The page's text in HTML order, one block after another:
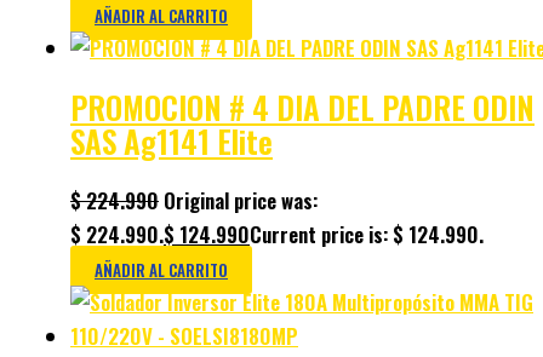
AÑADIR AL CARRITO
PROMOCION # 4 DIA DEL PADRE ODIN
SAS Ag1141 Elite
$224.990 Original price was:
$ 224.990.$ 124.990Current price is: $ 124.990.
AÑADIR AL CARRITO